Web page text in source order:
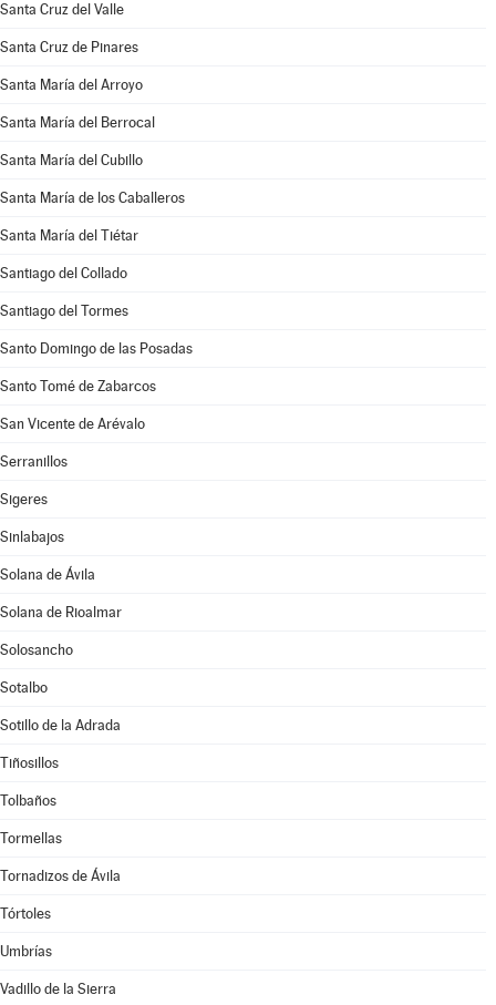
Santa Cruz del Valle
Santa Cruz de Pinares
Santa María del Arroyo
Santa María del Berrocal
Santa María del Cubillo
Santa María de los Caballeros
Santa María del Tiétar
Santiago del Collado
Santiago del Tormes
Santo Domingo de las Posadas
Santo Tomé de Zabarcos
San Vicente de Arévalo
Serranillos
Sigeres
Sinlabajos
Solana de Ávila
Solana de Rioalmar
Solosancho
Sotalbo
Sotillo de la Adrada
Tiñosillos
Tolbaños
Tormellas
Tornadizos de Ávila
Tórtoles
Umbrías
Vadillo de la Sierra